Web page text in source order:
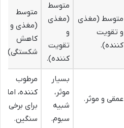
متوسط (مغذی
و تقویت
کننده).
متوسط
(مغذی
و
تقویت
کننده).
متوسط
(مغذی و
کاهش
شکستگی).
عمقی و موثر.
بسیار
موثر،
شبیه
سبوم.
مرطوب
کننده، اما
برای برخی
سنگین.